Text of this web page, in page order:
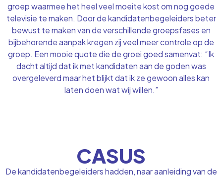
groep waarmee het heel veel moeite kost om nog goede
televisie te maken. Door de kandidatenbegeleiders beter
bewust te maken van de verschillende groepsfases en
bijbehorende aanpak kregen zij veel meer controle op de
groep. Een mooie quote die de groei goed samenvat: “Ik
dacht altijd dat ik met kandidaten aan de goden was
overgeleverd maar het blijkt dat ik ze gewoon alles kan
laten doen wat wij willen.”
CASUS
De kandidatenbegeleiders hadden, naar aanleiding van de